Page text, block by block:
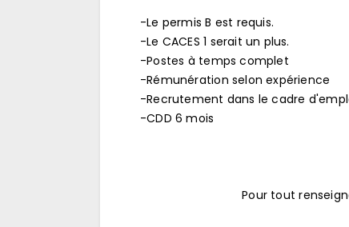
-Le permis B est requis.
-Le CACES 1 serait un plus.
-Postes à temps complet
-Rémunération selon expérience
-Recrutement dans le cadre
-CDD 6 mois
Pour tout